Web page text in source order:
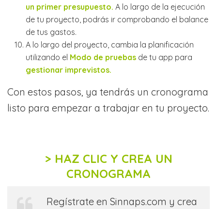
un primer presupuesto. A lo largo de la ejecución
de tu proyecto, podrás ir comprobando el balance
de tus gastos.
A lo largo del proyecto, cambia la planificación
utilizando el Modo de pruebasde tu app para
gestionar imprevistos.
Con estos pasos, ya tendrás un cronograma
listo para empezar a trabajar en tu proyecto.
> HAZ CLIC Y CREA UN
CRONOGRAMA
Regístrate en Sinnaps.com y crea